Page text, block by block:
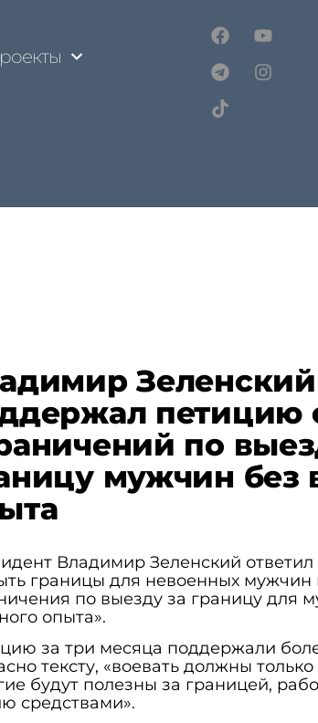
петицию
по
мужчин без
Владимир Зеленский ответил
границы для невоенных мужчин
по выезду за границу для
опыта».
за три месяца поддержали
тексту, «воевать должны
будут полезны за границей,
средствами».